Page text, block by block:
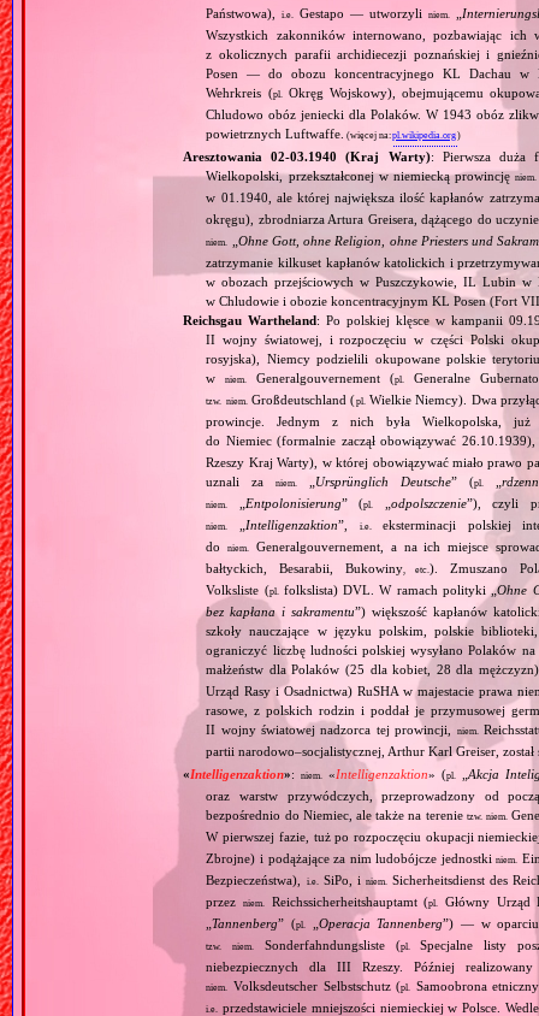
Państwowa),i.e. Gestapo — utworzyliniem.
Wszystkich zakonników internowano, pozbawiając
z okolicznych parafii archidiecezji poznańskiej i
Posen — do obozu koncentracyjnego KL Dachau w
Wehrkreis (pl.
Okręg Wojskowy), obejmującemu
Chludowo obóz jeniecki dla Polaków. W 1943 obóz
powietrznych Luftwaffe. (więcej na:pl.wikipedia.org)
Aresztowania 02‐03.1940 (Kraj Warty): Pierwsza duża
Wielkopolski, przekształconej w niemiecką prowincjęniem.
w 01.1940, ale której największa ilość kapłanów
okręgu), zbrodniarza Artura Greisera, dążącego do
niem.
Ohne Gott, ohne Religion, ohne Priesters und
zatrzymanie kilkuset kapłanów katolickich i
w obozach przejściowych w Puszczykowie, IL Lubin
w Chludowie i obozie koncentracyjnym KL Posen (Fort
Reichsgau Wartheland: Po polskiej klęsce w kampanii
II wojny światowej, i rozpoczęciu w części Polski
rosyjska), Niemcy podzielili okupowane polskie
wniem. Generalgouvernement (pl. Generalne
tzw. niem. Großdeutschland (pl.
Wielkie Niemcy). Dwa
prowincje. Jednym z nich była Wielkopolska, już
do Niemiec (formalnie zaczął obowiązywać
Rzeszy Kraj Warty), w której obowiązywać miało prawo
uznali zaniem. Ursprünglich Deutsche” (pl.
niem. Entpolonisierung” (pl. odpolszczenie”), czyli
niem. Intelligenzaktion”, i.e.
eksterminacji polskiej
doniem.
Generalgouvernement, a na ich miejsce
bałtyckich, Besarabii, Bukowiny, etc. ). Zmuszano
Volksliste (pl. folkslista) DVL. W ramach polityki „Ohne
bez kapłana i sakramentu”) większość kapłanów
szkoły nauczające w języku polskim, polskie
ograniczyć liczbę ludności polskiej wysyłano Polaków
małżeństw dla Polaków (25 dla kobiet, 28 dla
Urząd Rasy i Osadnictwa) RuSHA w majestacie prawa
rasowe, z polskich rodzin i poddał je przymusowej
II wojny światowej nadzorca tej prowincji,
niem.
partii narodowo–socjalistycznej, Arthur Karl Greiser, został
«Intelligenzaktion»: niem. «Intelligenzaktion» (pl. „Akcja
oraz warstw przywódczych, przeprowadzony od
bezpośrednio do Niemiec, ale także na terenie tzw. niem.
W pierwszej fazie, tuż po rozpoczęciu okupacji
Zbrojne) i podążające za nim ludobójcze jednostkiniem.
Bezpieczeństwa),
i.e. SiPo, i niem.
Sicherheitsdienst des
przezniem. Reichssicherheitshauptamt (pl.
Główny Urząd
„Tannenberg” (pl. Operacja Tannenberg”) — w oparciu
tzw. niem. Sonderfahndungsliste (pl.
Specjalne listy
niebezpiecznych dla III Rzeszy. Później
niem. Volksdeutscher Selbstschutz (pl. Samoobrona
i.e.
przedstawiciele mniejszości niemieckiej w Polsce.